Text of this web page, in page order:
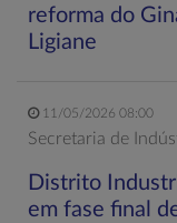
reforma do
Ligiane
11/05/2026 08:00
Secretaria de
Distrito
em fase final